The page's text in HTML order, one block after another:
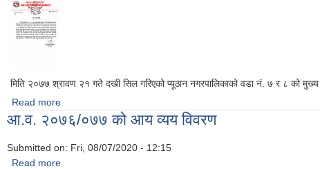
मिति २०७७ श्रावण २१ गते दखी सिल गरिएको प्यूठान नगरपालिकाको वडा नं. ७ र ८ को
Read more
आ.व. २०७६/०७७ को आय व्यय विवरण
Submitted on: Fri, 08/07/2020 - 12:15
Read more